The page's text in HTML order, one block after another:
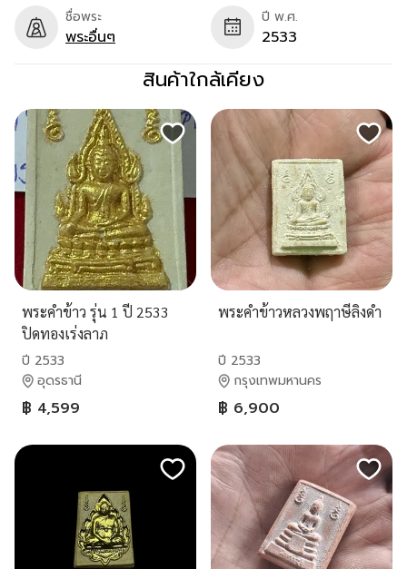
ชื่อพระ
พระอื่นๆ
ปี พ.ศ.
2533
สินค้าใกล้เคียง
พระคำข้าว รุ่น 1 ปี 2533
ปิดทองเร่งลาภ
ปี 2533
อุดรธานี
฿ 4,599
พระคำข้าวหลวงพฤาษีลิงดำ
ปี 2533
กรุงเทพมหานคร
฿ 6,900